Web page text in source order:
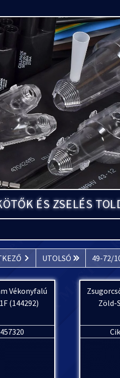
ÉS ZSELÉS
UTOLSÓ 49-72/
Vékonyfalú
(144292)
Zöld-